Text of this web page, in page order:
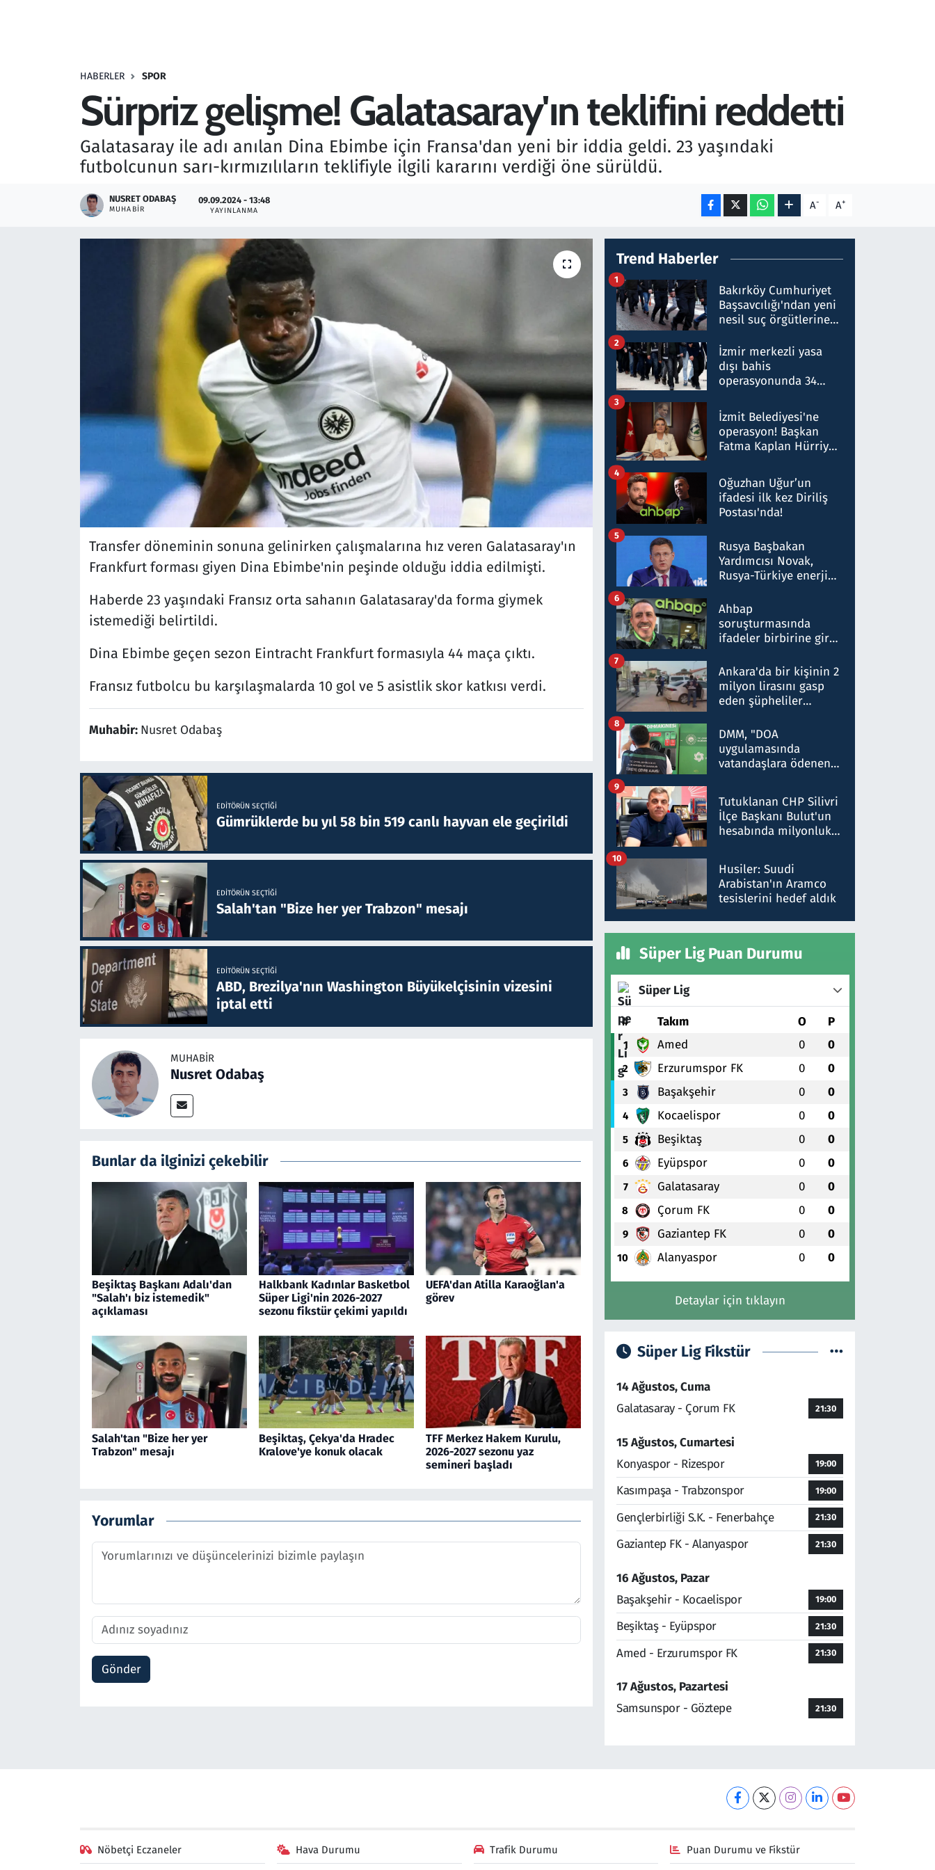
HABERLER SPOR
Sürpriz gelişme! Galatasaray'ın teklifini reddetti
Galatasaray ile adı anılan Dina Ebimbe için Fransa'dan yeni bir iddia geldi. 23 yaşındaki
futbolcunun sarı-kırmızılıların teklifiyle ilgili kararını verdiği öne sürüldü.
NUSRET ODABAŞ
MUHABIR
09.09.2024 - 13:48
YAYINLANMA A- A+
Transfer döneminin sonuna gelinirken çalışmalarına hız veren Galatasaray'ın
Frankfurt forması giyen Dina Ebimbe'nin peşinde olduğu iddia edilmişti.
Haberde 23 yaşındaki Fransız orta sahanın Galatasaray'da forma giymek
istemediği belirtildi.
Dina Ebimbe geçen sezon Eintracht Frankfurt formasıyla 44 maça çıktı.
Fransız futbolcu bu karşılaşmalarda 10 gol ve 5 asistlik skor katkısı verdi.
Muhabir: Nusret Odabaş
EDITÖRÜN SEÇTIĞI
Gümrüklerde bu yıl 58 bin 519 canlı hayvan ele geçirildi
EDITÖRÜN SEÇTIĞI
Salah'tan "Bize her yer Trabzon" mesajı
EDITÖRÜN SEÇTIĞI
ABD, Brezilya'nın Washington Büyükelçisinin vizesini
iptal etti
MUHABIR
Nusret Odabaş
Bunlar da ilginizi çekebilir
Beşiktaş Başkanı Adalı'dan
"Salah'ı biz istemedik"
açıklaması
Halkbank Kadınlar Basketbol
Süper Ligi'nin 2026-2027
sezonu fikstür çekimi yapıldı
UEFA'dan Atilla Karaoğlan'a
görev
Salah'tan "Bize her yer
Trabzon" mesajı
Beşiktaş, Çekya'da Hradec
Kralove'ye konuk olacak
TFF Merkez Hakem Kurulu,
2026-2027 sezonu yaz
semineri başladı
Yorumlar
Gönder
Trend Haberler
Bakırköy Cumhuriyet
Başsavcılığı'ndan yeni
nesil suç örgütlerine
hakkında gözaltı kararı
1
İzmir merkezli yasa
dışı bahis
operasyonunda 34
Milyar liralık para
trafiği tespit edildi
2
İzmit Belediyesi'ne
operasyon! Başkan
Fatma Kaplan Hürriyet
3
Oğuzhan Uğur’un
ifadesi ilk kez Diriliş
Postası'nda!
4
Rusya Başbakan
Yardımcısı Novak,
Rusya-Türkiye enerji
nitelikte olduğunu
belirtti
5
Ahbap
soruşturmasında
ifadeler birbirine girdi:
ifadelerinden ortaya
çıkan tablo şok etti
6
Ankara'da bir kişinin 2
milyon lirasını gasp
eden şüpheliler
7
DMM, "DOA
uygulamasında
vatandaşlara ödenen
düşürüldüğü" iddiasını
yalanladı
8
Tutuklanan CHP Silivri
İlçe Başkanı Bulut'un
hesabında milyonluk
talimat verdi, ben
gönderdim
9
Husiler: Suudi
Arabistan'ın Aramco
tesislerini hedef aldık
10
Süper Lig Puan Durumu
Süper Lig
# Takım O P
1 Amed 0 0
2 Erzurumspor FK 0 0
3 Başakşehir 0 0
4 Kocaelispor 0 0
5 Beşiktaş 0 0
6 Eyüpspor 0 0
7 Galatasaray 0 0
8 Çorum FK 0 0
9 Gaziantep FK 0 0
10 Alanyaspor 0 0
Detaylar için tıklayın
Süper Lig Fikstür
14 Ağustos, Cuma
Galatasaray - Çorum FK
21:30
15 Ağustos, Cumartesi
Konyaspor - Rizespor
19:00
Kasımpaşa - Trabzonspor 19:00
Gençlerbirliği S.K. - Fenerbahçe 21:30
Gaziantep FK - Alanyaspor 21:30
16 Ağustos, Pazar
Başakşehir - Kocaelispor
19:00
Beşiktaş - Eyüpspor 21:30
Amed - Erzurumspor FK 21:30
17 Ağustos, Pazartesi
Samsunspor - Göztepe
21:30
Nöbetçi Eczaneler Hava Durumu Trafik Durumu Puan Durumu ve Fikstür
Savunma Sanayi
Seçim 2023